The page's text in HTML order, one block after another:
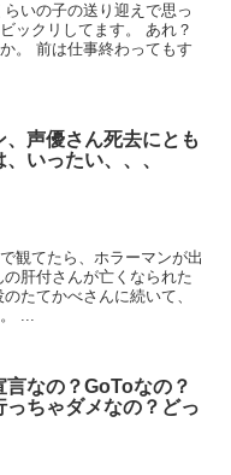
いの子の送り迎えで思っ
ックリしてます。 あれ？
。 前は仕事終わってもす
、声優さん死去にとも
いったい、、、
観てたら、ホラーマンが出
肝付さんが亡くなられた
たてかべさんに続いて、
...
言なの？GoToなの？
っちゃダメなの？どっ